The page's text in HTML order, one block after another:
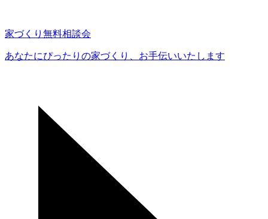
家づくり無料相談会
あなたにぴったりの家づくり、 お手伝いいたします